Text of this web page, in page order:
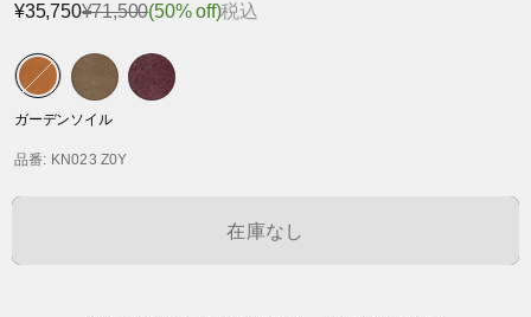
¥35,750¥71,500(50% off)税込
ガーデンソイル
品番: KN023 Z0Y
在庫なし